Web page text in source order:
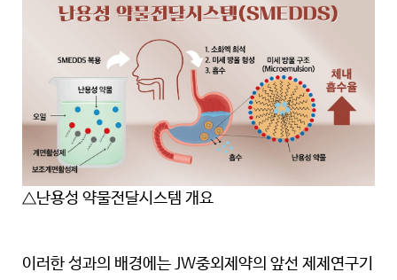
△난용성 약물전달시스템 개요
이러한 성과의 배경에는 JW중외제약의 앞선 제제연구기